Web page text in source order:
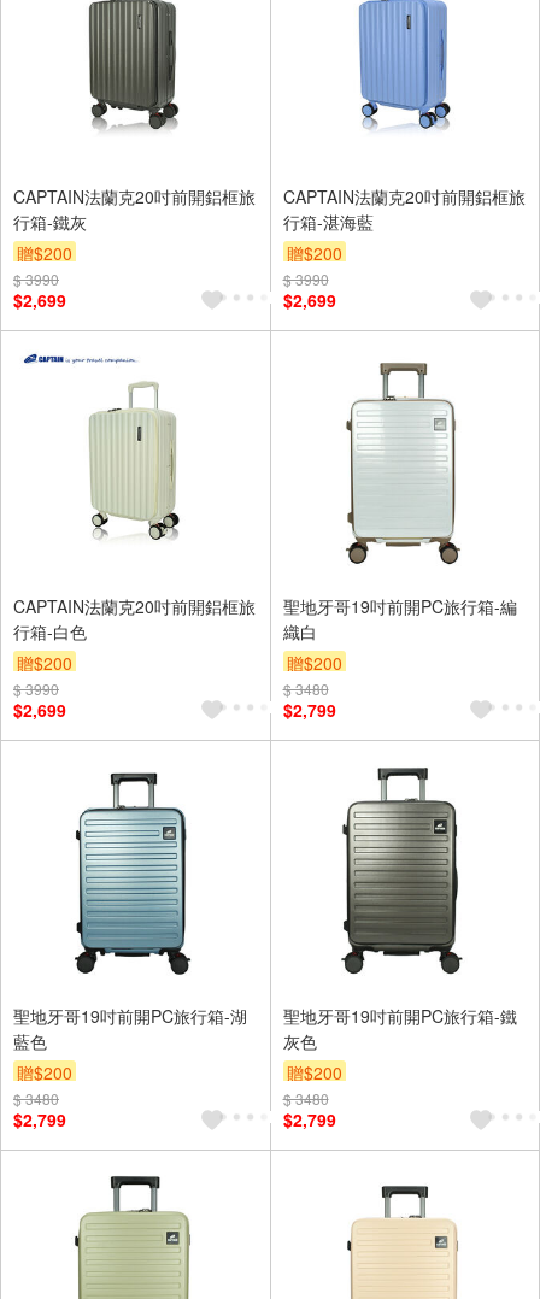
CAPTAIN法蘭克20吋前開鋁框旅
行箱-鐵灰
贈$200
$ 3990
$2,699
CAPTAIN法蘭克20吋前開鋁框旅
行箱-湛海藍
贈$200
$ 3990
$2,699
CAPTAIN法蘭克20吋前開鋁框旅
行箱-白色
贈$200
$ 3990
$2,699
聖地牙哥19吋前開PC旅行箱-編
織白
贈$200
$ 3480
$2,799
聖地牙哥19吋前開PC旅行箱-湖
藍色
贈$200
$ 3480
$2,799
聖地牙哥19吋前開PC旅行箱-鐵
灰色
贈$200
$ 3480
$2,799